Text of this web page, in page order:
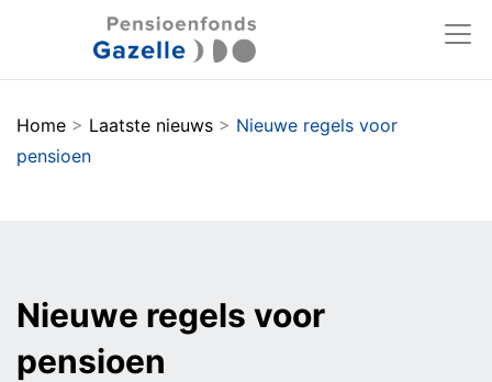
Home > Laatste nieuws > Nieuwe regels voor
pensioen
Nieuwe regels voor
pensioen